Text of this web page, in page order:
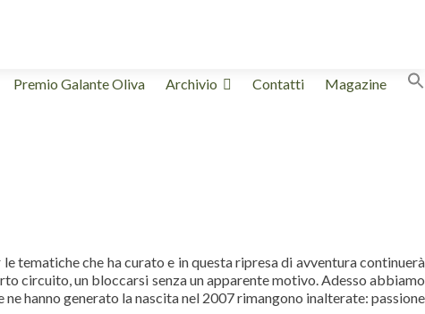
Premio Galante Oliva Archivio Contatti Magazine
tematiche che ha curato e in questa ripresa di avventura continuerà
circuito, un bloccarsi senza un apparente motivo. Adesso abbiamo
hanno generato la nascita nel 2007 rimangono inalterate: passione